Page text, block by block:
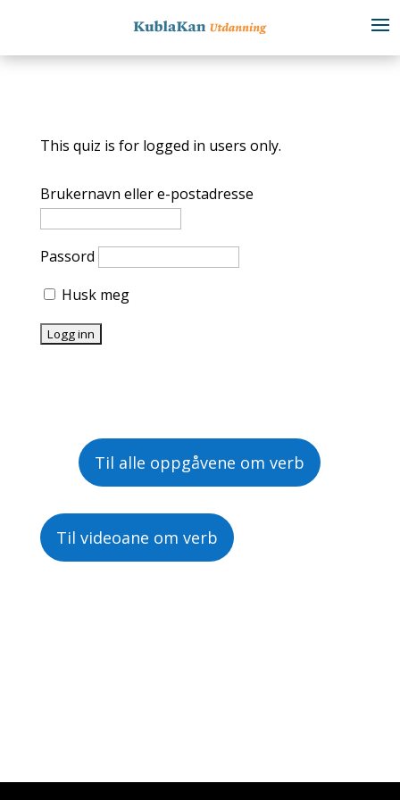
This quiz is for logged in users only.
Brukernavn eller e-postadresse
Passord
Husk meg
Til alle oppgåvene om verb
Til videoane om verb